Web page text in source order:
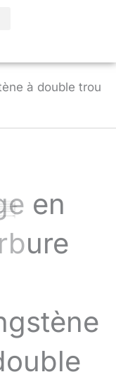
à double trou
en